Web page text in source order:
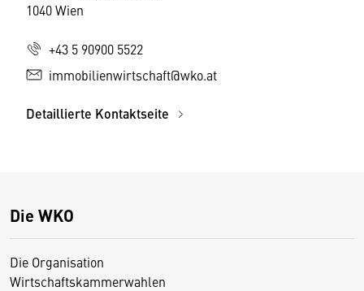
1040 Wien
+43 5 90900 5522
immobilienwirtschaft@wko.at
Detaillierte Kontaktseite
Die WKO
Die Organisation
Wirtschaftskammerwahlen